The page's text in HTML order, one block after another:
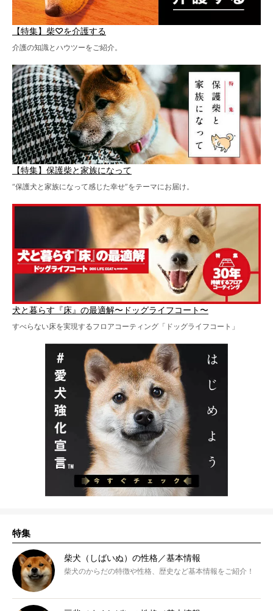
【特集】柴♡を介護する
介護の知識とハウツーをご紹介。
【特集】保護柴と家族になって
“保護犬と家族になって感じた幸せ”をテーマにお届け。
犬と暮らす『床』の最適解〜ドッグライフコート〜
すべらない床を実現するフロアコーティング「ドッグライフコート」
特集
柴犬（しばいぬ）の性格／基本情報
柴犬のからだの特徴や性格、歴史など基本情報をご紹介！